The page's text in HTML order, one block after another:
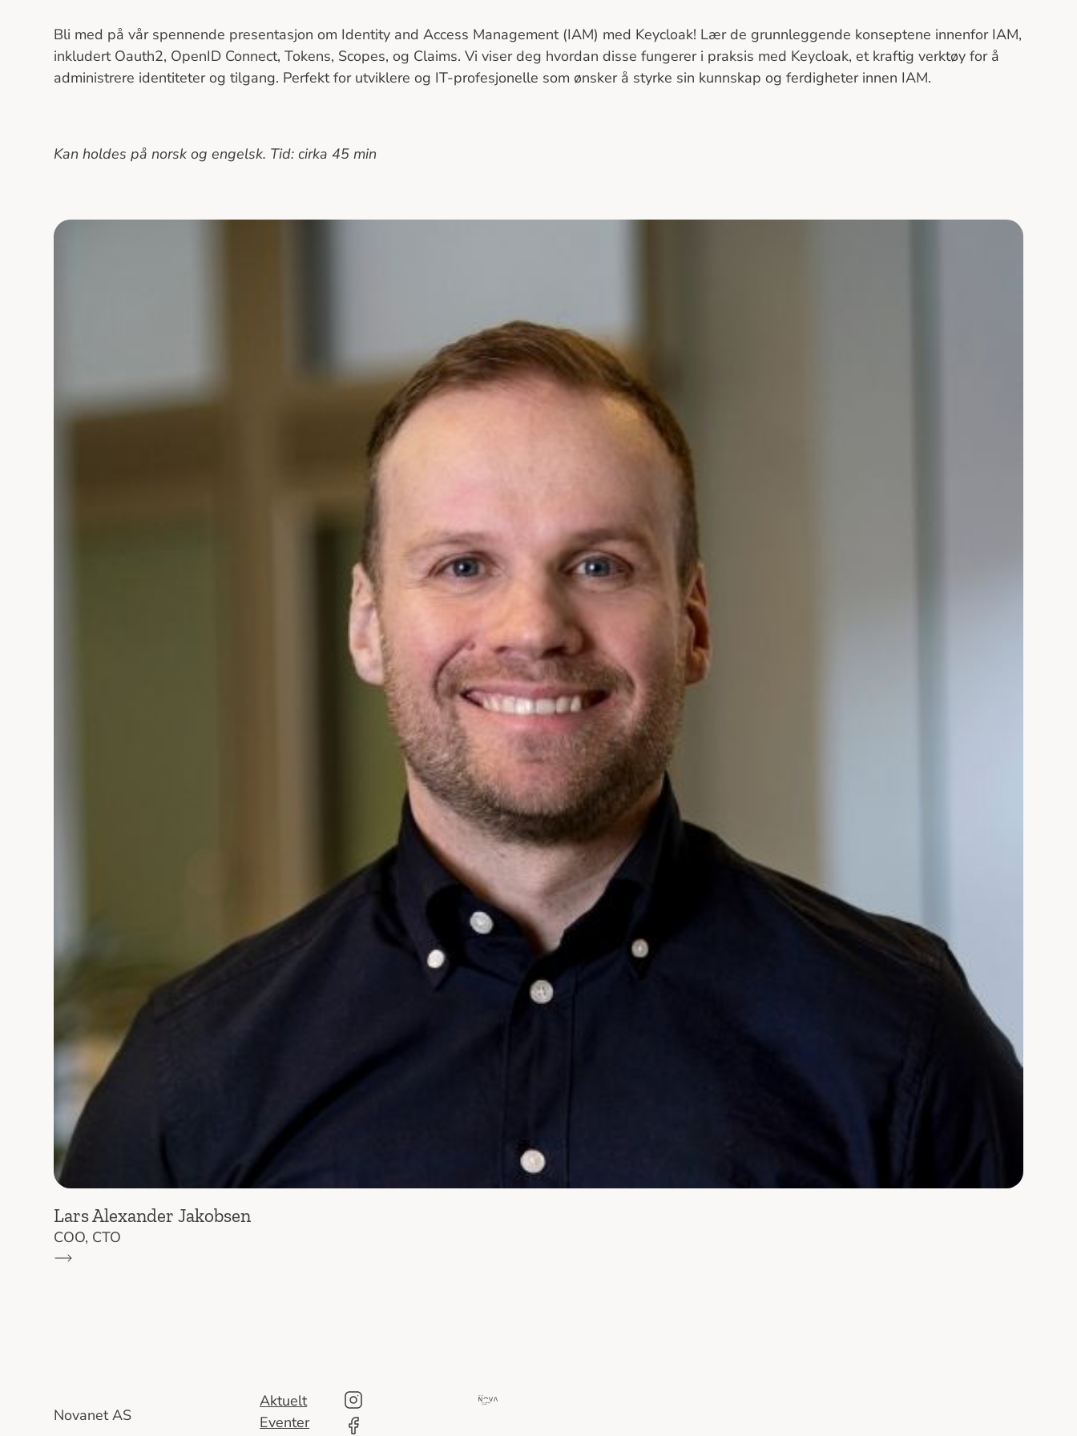
Bli med på vår spennende presentasjon om Identity and Access Management (IAM) med Keycloak! Lær de grunnleggende konseptene innenfor IAM,
inkludert Oauth2, OpenID Connect, Tokens, Scopes, og Claims. Vi viser deg hvordan disse fungerer i praksis med Keycloak, et kraftig verktøy for å
administrere identiteter og tilgang. Perfekt for utviklere og IT-profesjonelle som ønsker å styrke sin kunnskap og ferdigheter innen IAM.
Kan holdes på norsk og engelsk. Tid: cirka 45 min
Lars Alexander Jakobsen
COO, CTO
Novanet AS
Aktuelt
Eventer
Del